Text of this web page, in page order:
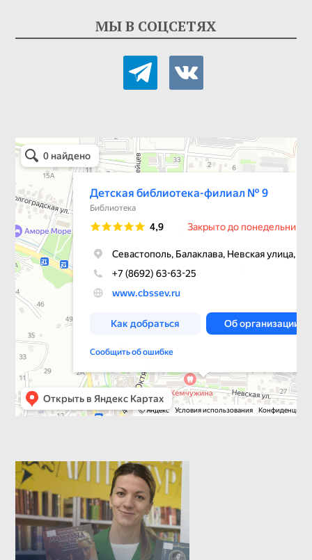
МЫ В СОЦСЕТЯХ
telegramvkontakte
Детская библиотека-филиал № 9
Библиотека в Севастополе